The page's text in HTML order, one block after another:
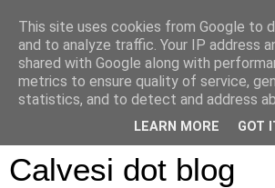
Atletica
Calvesi dot blog
This site uses cookies from Google to
and to analyze traffic. Your IP address
shared with Google along with
metrics to ensure quality of service,
statistics, and to detect and address
LEARN MORE GOT